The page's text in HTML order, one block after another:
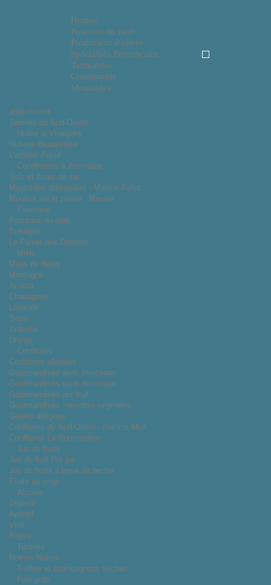
Herbes
Poissons du midi
Producteur d'olives
Spécialités Provençales
Tartinables
Condiments
Moutardes
ardéchoises
Terrines du Sud-Ouest
Huiles & Vinaigres
Huilerie Beaujolaise
L'artisan Popol
Condiments & Aromates
Sels et fleurs de sel
Moutardes artisanales - Maison Fallot
Moulins sel et poivre : Mirvine
Poissons
Poissons du midi
Bretagne
Le Fumet des Dombes
Miels
Miels de fleurs
Montagne
Acacia
Chataignier
Lavande
Sapin
Ardeche
Drome
Confitures
Confitures allégées
Gourmandises avec morceaux
Gourmandises sans morceaux
Gourmandises pur fruit
Gourmandises - recettes originales
Gelées allégées
Confitures du Sud-Ouest - Francis Miot
Confitures La Roumanière
Jus de fruits
Jus de fruit Pur jus
Jus de fruits à base de nectar
Fruits au sirop
Alcools
Digestif
Apéritif
Vins
Bières
Tisanes
Romon Nature
Truffes et champignons séchés
Foie gras